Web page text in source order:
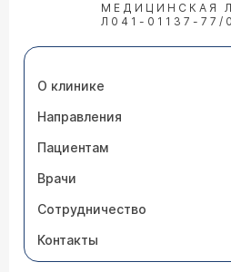
МЕДИЦИНСКАЯ
Л041-01137-77/
О клинике
Направления
Пациентам
Врачи
Сотрудничество
Контакты